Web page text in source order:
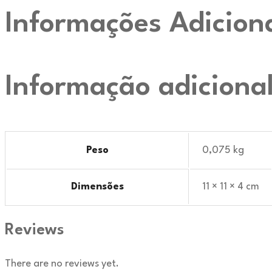
Informações
Informação adicional
Peso 0,075 kg
Dimensões 11 × 11 × 4 cm
Reviews
There are no reviews yet.